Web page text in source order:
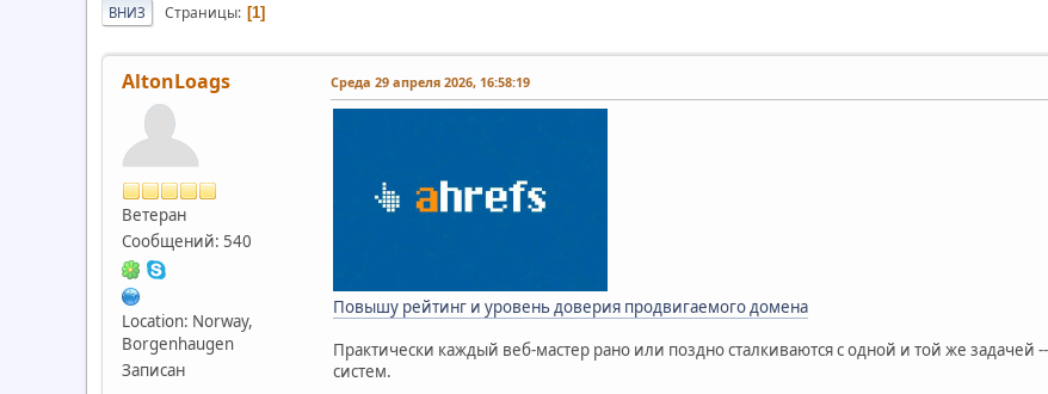
ВНИЗ Страницы 1
AltonLoags
Ветеран
Сообщений: 540
Location: Norway,
Borgenhaugen
Записан
Среда 29 апреля 2026, 16:58:19
Повышу рейтинг и уровень доверия продвигаемого домена
Практически каждый веб-мастер рано или поздно сталкиваются с одной и той же задачей
систем.